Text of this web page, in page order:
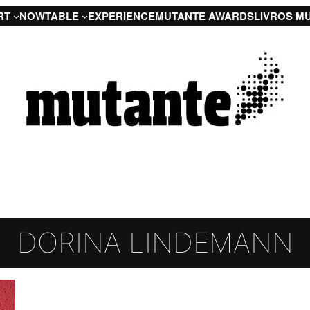
NOWTABLE EXPERIENCEMUTANTE AWARDSLIVROS
DORINA LINDEMANN